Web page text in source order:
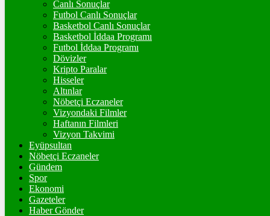
%0,32
BİTCOİN
฿%0.8
ETHEREUM
%2.2
TETHER
47.55
$%0
Canlı Sonuçlar
Futbol Canlı Sonuçlar
Basketbol Canlı Sonuçlar
Basketbol İddaa Programı
Futbol İddaa Programı
Dövizler
Kripto Paralar
Hisseler
Altınlar
Nöbetçi Eczaneler
Vizyondaki Filmler
Haftanın Filmleri
Vizyon Takvimi
Eyüpsultan
Nöbetçi Eczaneler
Gündem
Spor
Ekonomi
Gazeteler
Haber Gönder
20:37 / CHP EYÜPSULTAN İLÇE ÖRGÜTÜ ÜYELERİ